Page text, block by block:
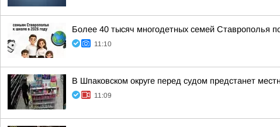
Более 40 тысяч многодетных семей Ставрополья
11:10
В Шпаковском округе перед судом предстанет
11:09